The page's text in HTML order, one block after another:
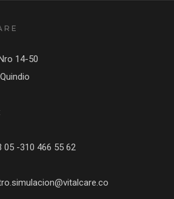
14-50
05 -310 466 55 62